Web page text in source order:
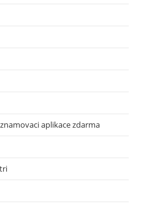
aplikace zdarma